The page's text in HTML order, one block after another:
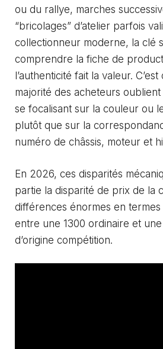
ou du rallye, marches
“bricolages” d’atelier parfois
collectionneur moderne, la clé
comprendre la fiche de
l’authenticité fait la valeur.
majorité des acheteurs
se focalisant sur la couleur ou
plutôt que sur la
numéro de châssis, moteur et
En 2026, ces disparités
partie la disparité de prix de la
différences énormes en termes
entre une 1300 ordinaire et
d’origine compétition.